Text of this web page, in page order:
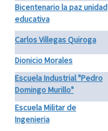
Bicentenario la paz unidad
educativa
Carlos Villegas Quiroga
Dionicio Morales
Escuela Industrial "Pedro
Domingo Murillo"
Escuela Militar de
Ingenieria